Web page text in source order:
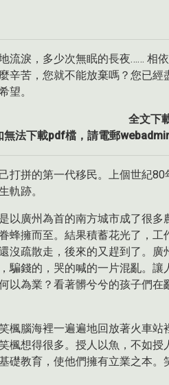
流淚，多少次無眠的長夜…… 相
辛苦，您就不能放棄嗎？您已
望。
全文下
無法下載pdf檔，請電郵
打拼的第一代移民。上個世紀
軌跡。
以廣州為首的南方城市成了很
蜂擁而至。結果積蓄花光了，
沒疏散走，後來的又趕到了。
騙錢的，哭的喊的一片混亂。
以為業？看著髒兮兮的孩子們
楓腦海裡一遍遍地回放著火車
楓想得很多。授人以魚，不如
礎教育，使他們擁有立業之本